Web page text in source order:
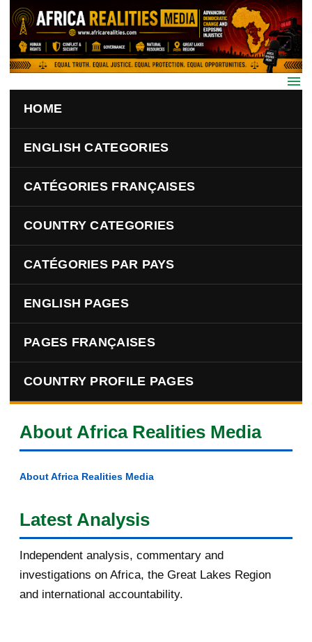
Skip to main content
HOME
ENGLISH CATEGORIES
CATÉGORIES FRANÇAISES
COUNTRY CATEGORIES
CATÉGORIES PAR PAYS
ENGLISH PAGES
PAGES FRANÇAISES
COUNTRY PROFILE PAGES
About Africa Realities Media
About Africa Realities Media
Latest Analysis
Independent analysis, commentary and
investigations on Africa, the Great Lakes Region
and international accountability.